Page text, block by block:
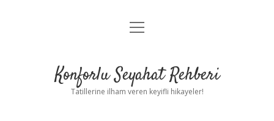
Anasayfa
Yasal Uyarı
menüyü
Konforlu Seyahat Rehberi
Tatillerine ilham veren keyifli hikayeler!